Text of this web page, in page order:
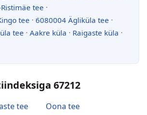
tee ·
tee · 6080004 Ägliküla tee ·
tee · Aakre küla · Raigaste küla ·
67212
tee
Oona tee